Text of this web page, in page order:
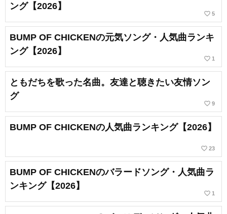
ング【2026】
favorite_border 5
BUMP OF CHICKENの元気ソング・人気曲ランキ
ング【2026】
favorite_border 1
ともだちを歌った名曲。友達と聴きたい友情ソン
グ
favorite_border 9
BUMP OF CHICKENの人気曲ランキング【2026】
favorite_border 23
BUMP OF CHICKENのバラードソング・人気曲ラ
ンキング【2026】
favorite_border 1